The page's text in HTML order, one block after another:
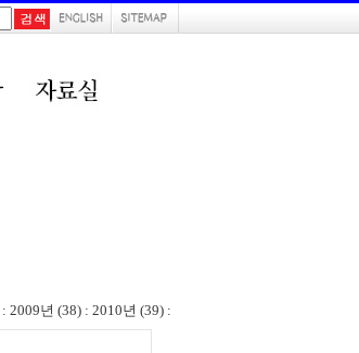
: 2009년 (38) : 2010년 (39) :